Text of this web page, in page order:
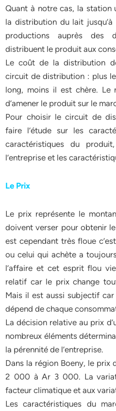
Quant à notre cas, la
la distribution du lait
productions auprès des
distribuent le produit aux
Le coût de la distribution
circuit de distribution : plus
long, moins il est chère.
d’amener le produit sur le
Pour choisir le circuit de
faire l’étude sur les
caractéristiques du
l’entreprise et les
Le Prix
Le prix représente le
doivent verser pour obtenir
est cependant très floue
ou celui qui achète a
l’affaire et cet esprit flou
relatif car le prix change
Mais il est aussi subjectif
dépend de chaque
La décision relative au prix
nombreux éléments
la pérennité de l’entreprise.
Dans la région Boeny, le prix
2 000 à Ar 3 000. La
facteur climatique et aux
Les caractéristiques du